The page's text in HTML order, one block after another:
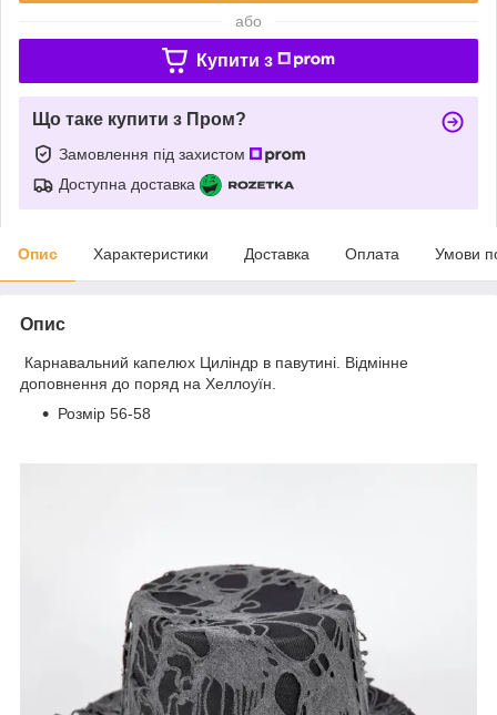
або
Купити з
Що таке купити з Пром?
Замовлення під захистом
Доступна доставка
Опис Характеристики Доставка Оплата Умови
Опис
Карнавальний капелюх Циліндр в павутині. Відмінне
доповнення до поряд на Хеллоуїн.
Розмір 56-58